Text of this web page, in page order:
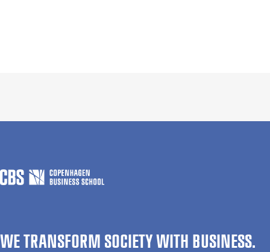
WE TRANSFORM SOCIETY WITH BUSINESS.